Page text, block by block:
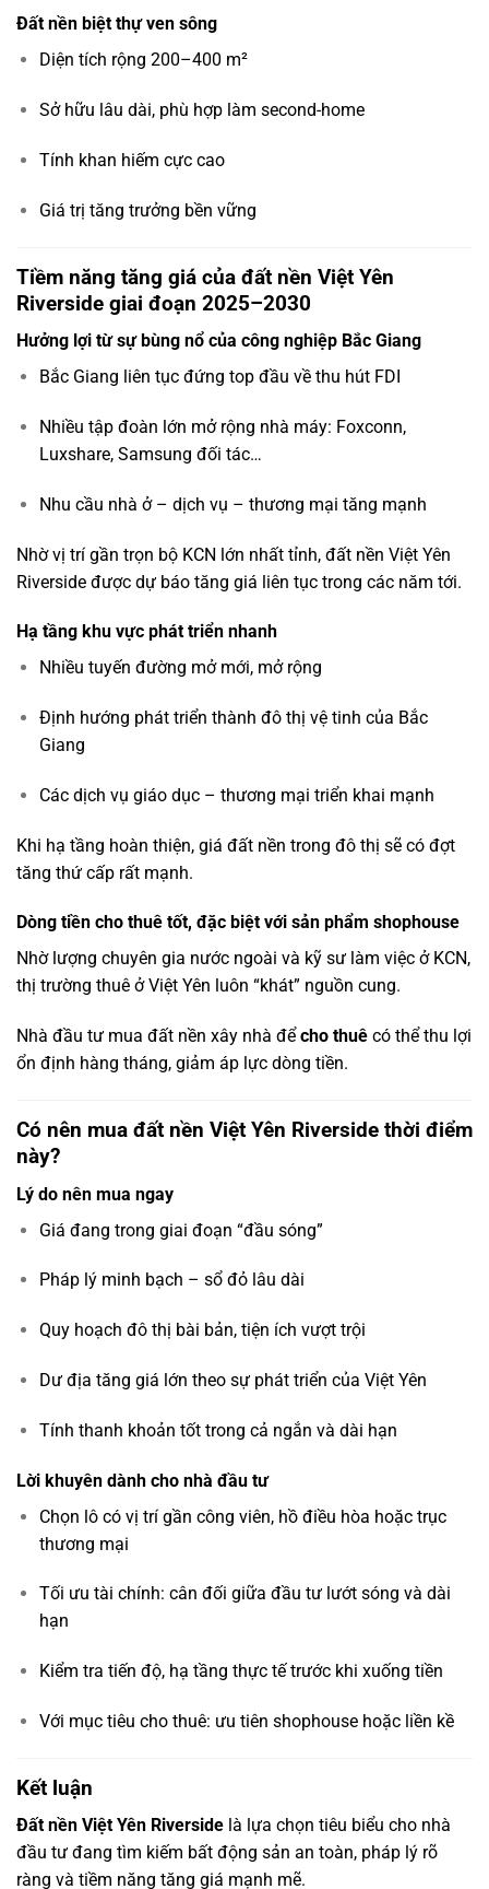
Đất nền biệt thự ven sông
Diện tích rộng 200–400 m²
Sở hữu lâu dài, phù hợp làm second-home
Tính khan hiếm cực cao
Giá trị tăng trưởng bền vững
Tiềm năng tăng giá của đất nền Việt Yên
Riverside giai đoạn 2025–2030
Hưởng lợi từ sự bùng nổ của công nghiệp Bắc Giang
Bắc Giang liên tục đứng top đầu về thu hút FDI
Nhiều tập đoàn lớn mở rộng nhà máy: Foxconn,
Luxshare, Samsung đối tác…
Nhu cầu nhà ở – dịch vụ – thương mại tăng mạnh
Nhờ vị trí gần trọn bộ KCN lớn nhất tỉnh, đất nền Việt Yên
Riverside được dự báo tăng giá liên tục trong các năm tới.
Hạ tầng khu vực phát triển nhanh
Nhiều tuyến đường mở mới, mở rộng
Định hướng phát triển thành đô thị vệ tinh của Bắc
Giang
Các dịch vụ giáo dục – thương mại triển khai mạnh
Khi hạ tầng hoàn thiện, giá đất nền trong đô thị sẽ có đợt
tăng thứ cấp rất mạnh.
Dòng tiền cho thuê tốt, đặc biệt với sản phẩm shophouse
Nhờ lượng chuyên gia nước ngoài và kỹ sư làm việc ở KCN,
thị trường thuê ở Việt Yên luôn “khát” nguồn cung.
Nhà đầu tư mua đất nền xây nhà để cho thuê có thể thu lợi
ổn định hàng tháng, giảm áp lực dòng tiền.
Có nên mua đất nền Việt Yên Riverside thời điểm
này?
Lý do nên mua ngay
Giá đang trong giai đoạn “đầu sóng”
Pháp lý minh bạch – sổ đỏ lâu dài
Quy hoạch đô thị bài bản, tiện ích vượt trội
Dư địa tăng giá lớn theo sự phát triển của Việt Yên
Tính thanh khoản tốt trong cả ngắn và dài hạn
Lời khuyên dành cho nhà đầu tư
Chọn lô có vị trí gần công viên, hồ điều hòa hoặc trục
thương mại
Tối ưu tài chính: cân đối giữa đầu tư lướt sóng và dài
hạn
Kiểm tra tiến độ, hạ tầng thực tế trước khi xuống tiền
Với mục tiêu cho thuê: ưu tiên shophouse hoặc liền kề
Kết luận
Đất nền Việt Yên Riverside là lựa chọn tiêu biểu cho nhà
đầu tư đang tìm kiếm bất động sản an toàn, pháp lý rõ
ràng và tiềm năng tăng giá mạnh mẽ.